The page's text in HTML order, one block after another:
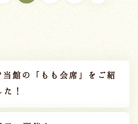
当館の「もも会席」をご紹
！